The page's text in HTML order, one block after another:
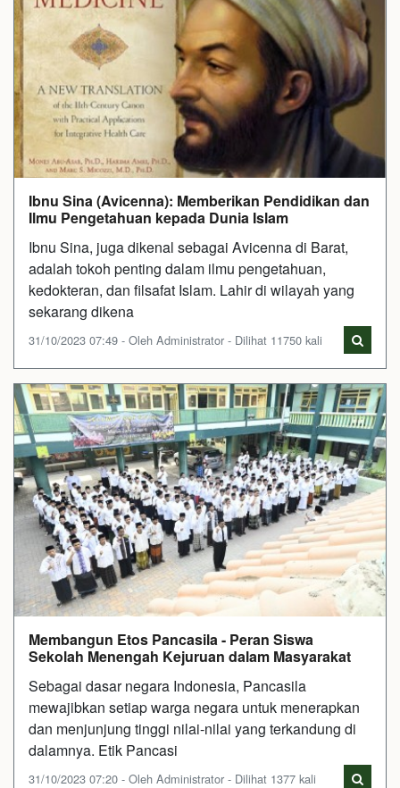
Ibnu Sina (Avicenna): Memberikan Pendidikan dan
Ilmu Pengetahuan kepada Dunia Islam
Ibnu Sina, juga dikenal sebagai Avicenna di Barat,
adalah tokoh penting dalam ilmu pengetahuan,
kedokteran, dan filsafat Islam. Lahir di wilayah yang
sekarang dikena
31/10/2023 07:49 - Oleh Administrator - Dilihat 11750 kali
Membangun Etos Pancasila - Peran Siswa
Sekolah Menengah Kejuruan dalam Masyarakat
Sebagai dasar negara Indonesia, Pancasila
mewajibkan setiap warga negara untuk menerapkan
dan menjunjung tinggi nilai-nilai yang terkandung di
dalamnya. Etik Pancasi
31/10/2023 07:20 - Oleh Administrator - Dilihat 1377 kali